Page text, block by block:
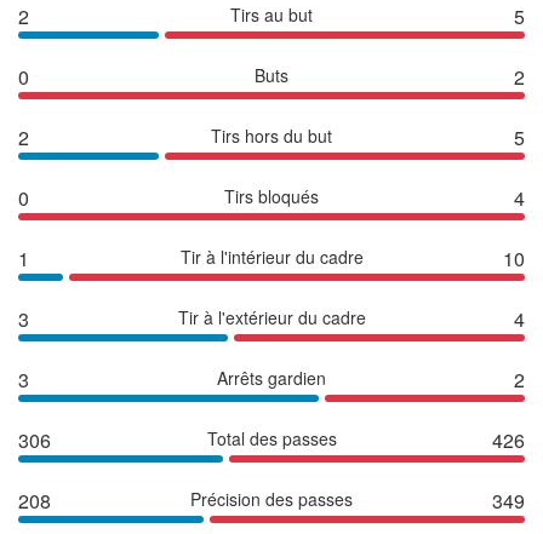
2 Tirs au but 5
0 Buts 2
2 Tirs hors du but 5
0 Tirs bloqués 4
1 Tir à l'intérieur du cadre 10
3 Tir à l'extérieur du cadre 4
3 Arrêts gardien 2
306 Total des passes 426
208 Précision des passes 349